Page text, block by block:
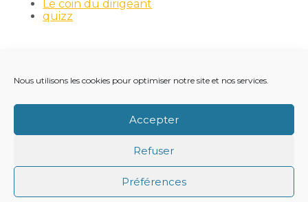
Nous utilisons les cookies pour optimiser notre site et nos services.
Accepter
Refuser
Préférences
Le coin du dirigeant
quizz
Principale
RECRUTEMENT
NOTRE ACTUALITÉ
VIE DU CABINET
CONTACT
MENTIONS LÉGALES